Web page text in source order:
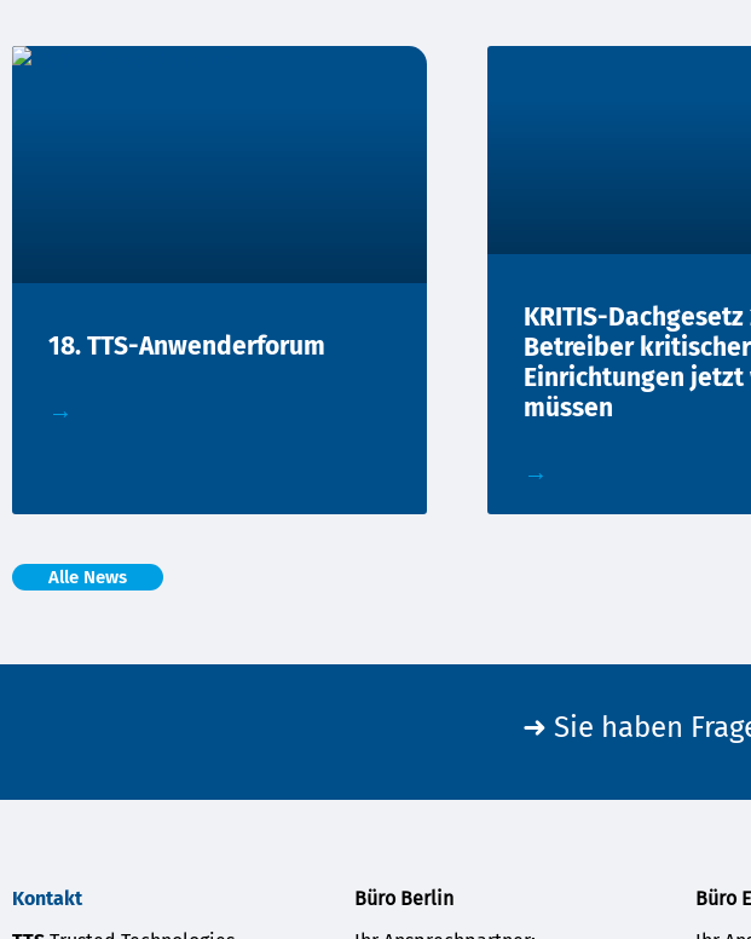
18. TTS-Anwenderforum
→
KRITIS-Dachgesetz
Betreiber kritischer
Einrichtungen jetzt
müssen
→
Alle News
➜ Sie haben
Kontakt
Büro Berlin
Büro